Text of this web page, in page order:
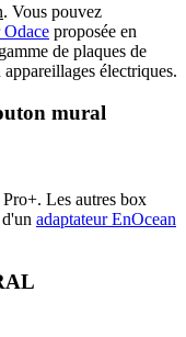
. Vous pouvez
proposée en
de plaques de
électriques.
mural
Les autres box
adaptateur EnOcean